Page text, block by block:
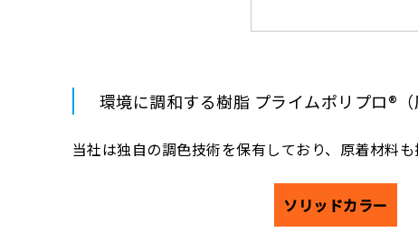
環境に調和する樹脂 プライムポリプロ®
当社は独自の調色技術を保有しており、原着材料
ソリッドカラー